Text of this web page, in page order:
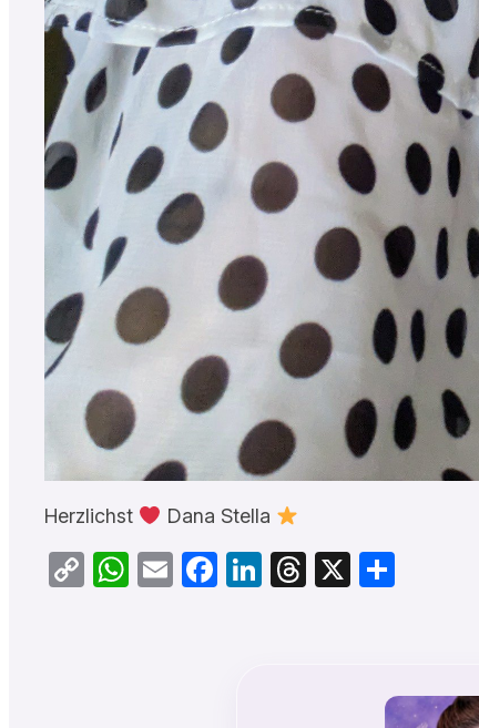
Herzlichst Dana Stella
CopyWhatsApp
EmailFacebook
LinkedIn
Threads
X